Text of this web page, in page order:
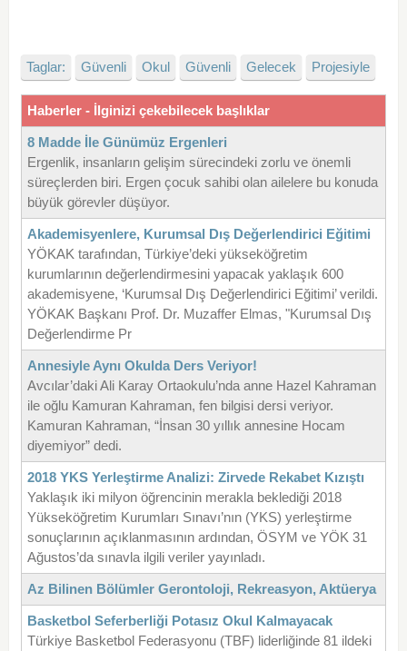
Taglar: Güvenli Okul Güvenli Gelecek Projesiyle
Haberler - İlginizi çekebilecek başlıklar
8 Madde İle Günümüz Ergenleri
Ergenlik, insanların gelişim sürecindeki zorlu ve önemli
süreçlerden biri. Ergen çocuk sahibi olan ailelere bu konuda
büyük görevler düşüyor.
Akademisyenlere, Kurumsal Dış Değerlendirici Eğitimi
YÖKAK tarafından, Türkiye’deki yükseköğretim
kurumlarının değerlendirmesini yapacak yaklaşık 600
akademisyene, ‘Kurumsal Dış Değerlendirici Eğitimi’ verildi.
YÖKAK Başkanı Prof. Dr. Muzaffer Elmas, "Kurumsal Dış
Değerlendirme Pr
Annesiyle Aynı Okulda Ders Veriyor!
Avcılar’daki Ali Karay Ortaokulu’nda anne Hazel Kahraman
ile oğlu Kamuran Kahraman, fen bilgisi dersi veriyor.
Kamuran Kahraman, “İnsan 30 yıllık annesine Hocam
diyemiyor” dedi.
2018 YKS Yerleştirme Analizi: Zirvede Rekabet Kızıştı
Yaklaşık iki milyon öğrencinin merakla beklediği 2018
Yükseköğretim Kurumları Sınavı’nın (YKS) yerleştirme
sonuçlarının açıklanmasının ardından, ÖSYM ve YÖK 31
Ağustos’da sınavla ilgili veriler yayınladı.
Az Bilinen Bölümler Gerontoloji, Rekreasyon, Aktüerya
Basketbol Seferberliği Potasız Okul Kalmayacak
Türkiye Basketbol Federasyonu (TBF) liderliğinde 81 ildeki